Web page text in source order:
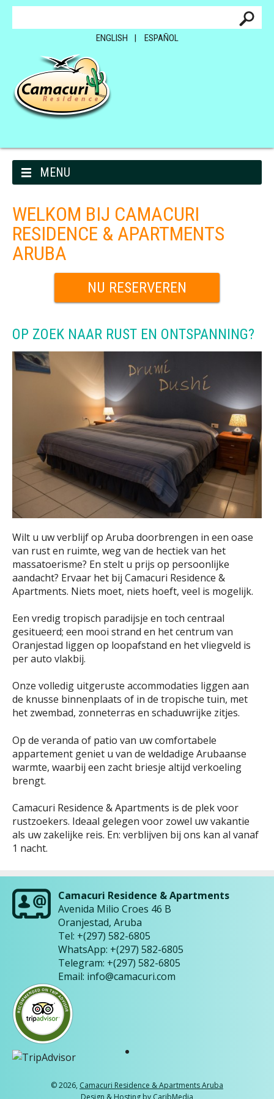
ENGLISH ESPAÑOL
MENU
Skip to content
WELKOM BIJ CAMACURI
RESIDENCE & APARTMENTS
ARUBA
NU RESERVEREN
OP ZOEK NAAR RUST EN ONTSPANNING?
Wilt u uw verblijf op Aruba doorbrengen in een oase
van rust en ruimte, weg van de hectiek van het
massatoerisme? En stelt u prijs op persoonlijke
aandacht? Ervaar het bij Camacuri Residence &
Apartments. Niets moet, niets hoeft, veel is mogelijk.
Een vredig tropisch paradijsje en toch centraal
gesitueerd; een mooi strand en het centrum van
Oranjestad liggen op loopafstand en het vliegveld is
per auto vlakbij.
Onze volledig uitgeruste accommodaties liggen aan
de knusse binnenplaats of in de tropische tuin, met
het zwembad, zonneterras en schaduwrijke zitjes.
Op de veranda of patio van uw comfortabele
appartement geniet u van de weldadige Arubaanse
warmte, waarbij een zacht briesje altijd verkoeling
brengt.
Camacuri Residence & Apartments is de plek voor
rustzoekers. Ideaal gelegen voor zowel uw vakantie
als uw zakelijke reis. En: verblijven bij ons kan al vanaf
1 nacht.
Camacuri Residence & Apartments
Avenida Milio Croes 46 B
Oranjestad, Aruba
Tel: +(297) 582-6805
WhatsApp: +(297) 582-6805
Telegram: +(297) 582-6805
Email: info@camacuri.com
© 2026, Camacuri Residence & Apartments Aruba
Design & Hosting by CaribMedia